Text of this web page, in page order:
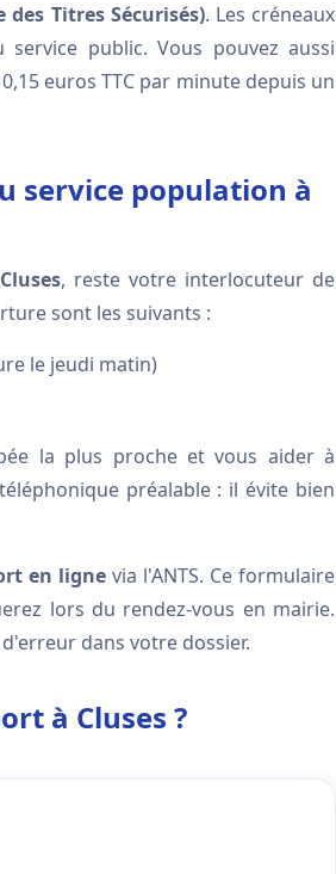
des Titres Sécurisés). Les créneaux
public. Vous pouvez aussi
euros TTC par minute depuis un
service population à
, reste votre interlocuteur de
sont les suivants :
le jeudi matin)
la plus proche et vous aider à
préalable : il évite bien
en ligne via l'ANTS. Ce formulaire
lors du rendez-vous en mairie.
dans votre dossier.
à Cluses ?